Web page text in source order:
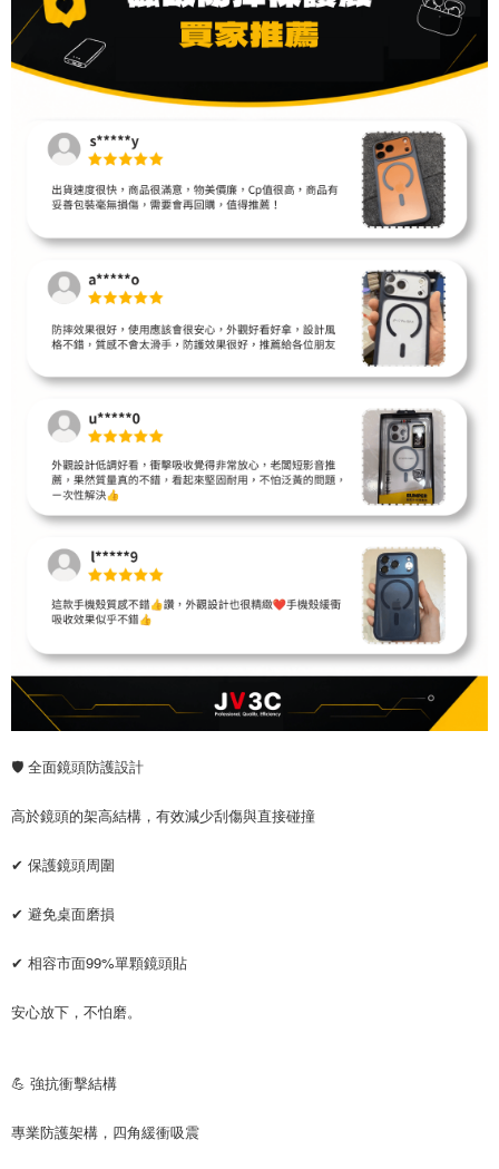
🛡 全面鏡頭防護設計
高於鏡頭的架高結構，有效減少刮傷與直接碰撞
✔ 保護鏡頭周圍
✔ 避免桌面磨損
✔ 相容市面99%單顆鏡頭貼
安心放下，不怕磨。
💪 強抗衝擊結構
專業防護架構，四角緩衝吸震